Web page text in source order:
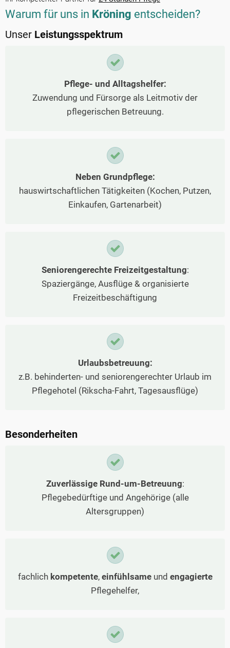
Warum für uns in Kröning entscheiden?
Unser Leistungsspektrum
Pflege- und Alltagshelfer:
Zuwendung und Fürsorge als Leitmotiv der
pflegerischen Betreuung.
Neben Grundpflege:
hauswirtschaftlichen Tätigkeiten (Kochen, Putzen,
Einkaufen, Gartenarbeit)
Seniorengerechte Freizeitgestaltung:
Spaziergänge, Ausflüge & organisierte
Freizeitbeschäftigung
Urlaubsbetreuung:
z.B. behinderten- und seniorengerechter Urlaub im
Pflegehotel (Rikscha-Fahrt, Tagesausflüge)
Besonderheiten
Zuverlässige Rund-um-Betreuung:
Pflegebedürftige und Angehörige (alle
Altersgruppen)
fachlich kompetente, einfühlsameund engagierte
Pflegehelfer,